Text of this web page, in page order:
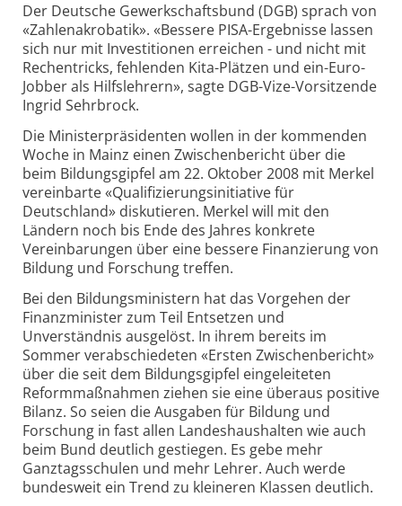
Der Deutsche Gewerkschaftsbund (DGB) sprach von
«Zahlenakrobatik». «Bessere PISA-Ergebnisse lassen
sich nur mit Investitionen erreichen - und nicht mit
Rechentricks, fehlenden Kita-Plätzen und ein-Euro-
Jobber als Hilfslehrern», sagte DGB-Vize-Vorsitzende
Ingrid Sehrbrock.
Die Ministerpräsidenten wollen in der kommenden
Woche in Mainz einen Zwischenbericht über die
beim Bildungsgipfel am 22. Oktober 2008 mit Merkel
vereinbarte «Qualifizierungsinitiative für
Deutschland» diskutieren. Merkel will mit den
Ländern noch bis Ende des Jahres konkrete
Vereinbarungen über eine bessere Finanzierung von
Bildung und Forschung treffen.
Bei den Bildungsministern hat das Vorgehen der
Finanzminister zum Teil Entsetzen und
Unverständnis ausgelöst. In ihrem bereits im
Sommer verabschiedeten «Ersten Zwischenbericht»
über die seit dem Bildungsgipfel eingeleiteten
Reformmaßnahmen ziehen sie eine überaus positive
Bilanz. So seien die Ausgaben für Bildung und
Forschung in fast allen Landeshaushalten wie auch
beim Bund deutlich gestiegen. Es gebe mehr
Ganztagsschulen und mehr Lehrer. Auch werde
bundesweit ein Trend zu kleineren Klassen deutlich.